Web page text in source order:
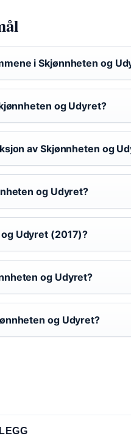
i Skjønnheten og
og Udyret?
av Skjønnheten og
og Udyret?
Udyret (2017)?
og Udyret?
og Udyret?